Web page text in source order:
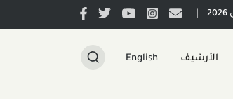
الأرشيف English